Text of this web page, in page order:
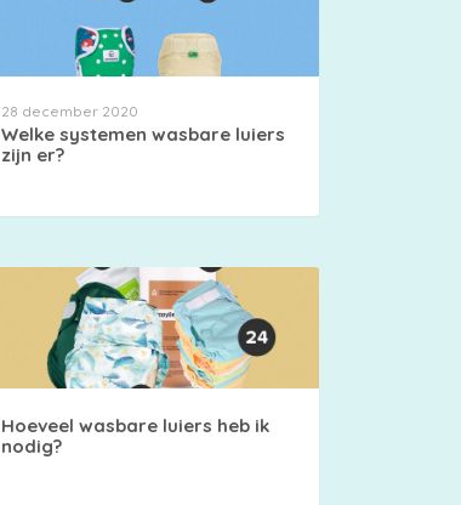
28 december 2020
Welke systemen wasbare luiers
zijn er?
Hoeveel wasbare luiers heb ik
nodig?